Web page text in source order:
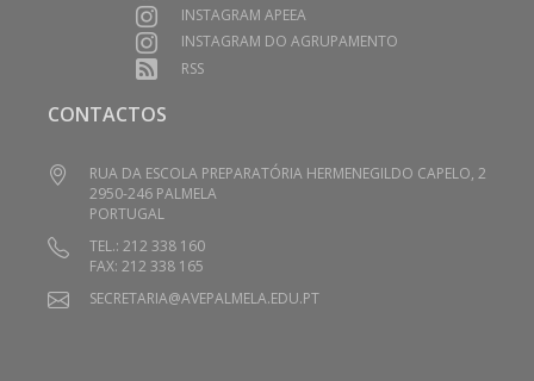
INSTAGRAM APEEA
INSTAGRAM DO AGRUPAMENTO
RSS
CONTACTOS
RUA DA ESCOLA PREPARATÓRIA HERMENEGILDO CAPELO, 2
2950-246 PALMELA
PORTUGAL
TEL.: 212 338 160
FAX: 212 338 165
SECRETARIA@AVEPALMELA.EDU.PT